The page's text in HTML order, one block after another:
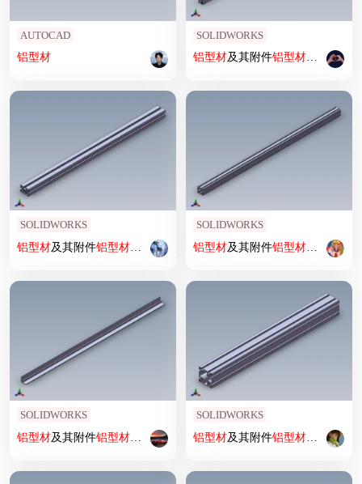
AUTOCAD
铝型材
SOLIDWORKS
铝型材及其附件铝型材及其附件
SOLIDWORKS
铝型材及其附件铝型材及其附件1.11.45.045060.04
SOLIDWORKS
铝型材及其附件铝型材及其附件
SOLIDWORKS
铝型材及其附件铝型材及其附件1.31.3535.04
SOLIDWORKS
铝型材及其附件铝型材及其附件